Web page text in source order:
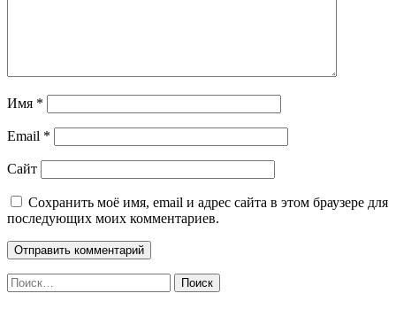
Имя *
Email *
Сайт
Сохранить моё имя, email и адрес сайта в этом браузере для
последующих моих комментариев.
Найти: